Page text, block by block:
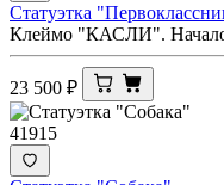
Статуэтка
Клеймо "КАСЛИ". Начало
23 500 ₽
41915